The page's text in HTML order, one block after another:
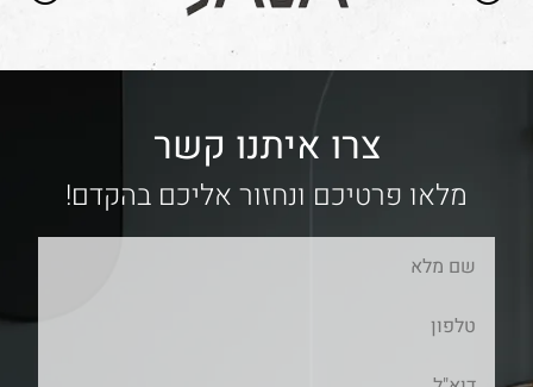
צרו איתנו קשר
מלאו פרטיכם ונחזור אליכם בהקדם!